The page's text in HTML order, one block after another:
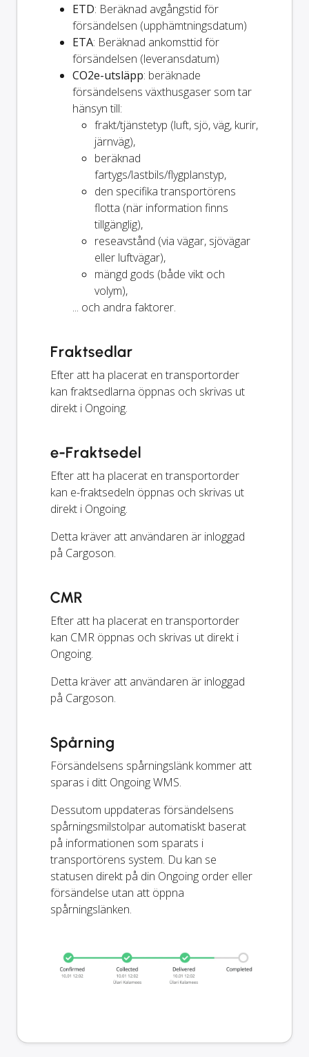
ETD: Beräknad avgångstid för
försändelsen (upphämtningsdatum)
ETA: Beräknad ankomsttid för
försändelsen (leveransdatum)
CO2e-utsläpp: beräknade
försändelsens växthusgaser som tar
hänsyn till:
frakt/tjänstetyp (luft, sjö, väg, kurir,
järnväg),
beräknad
fartygs/lastbils/flygplanstyp,
den specifika transportörens
flotta (när information finns
tillgänglig),
reseavstånd (via vägar, sjövägar
eller luftvägar),
mängd gods (både vikt och
volym),
... och andra faktorer.
Fraktsedlar
Efter att ha placerat en transportorder
kan fraktsedlarna öppnas och skrivas ut
direkt i Ongoing.
e-Fraktsedel
Efter att ha placerat en transportorder
kan e-fraktsedeln öppnas och skrivas ut
direkt i Ongoing.
Detta kräver att användaren är inloggad
på Cargoson.
CMR
Efter att ha placerat en transportorder
kan CMR öppnas och skrivas ut direkt i
Ongoing.
Detta kräver att användaren är inloggad
på Cargoson.
Spårning
Försändelsens spårningslänk kommer att
sparas i ditt Ongoing WMS.
Dessutom uppdateras försändelsens
spårningsmilstolpar automatiskt baserat
på informationen som sparats i
transportörens system. Du kan se
statusen direkt på din Ongoing order eller
försändelse utan att öppna
spårningslänken.